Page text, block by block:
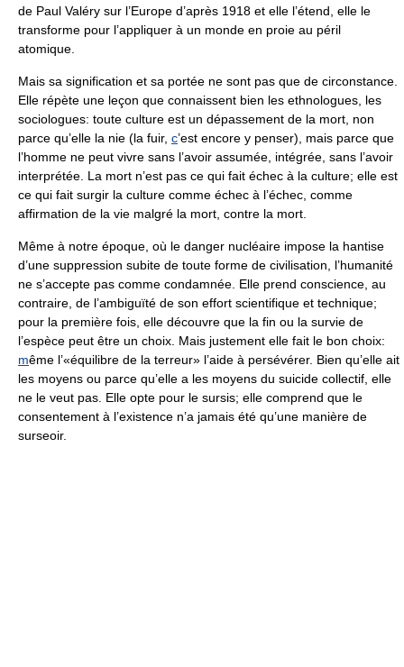
de Paul Valéry sur l’Europe d’après 1918 et elle l’étend, elle le
transforme pour l’appliquer à un monde en proie au péril
atomique.
Mais sa signification et sa portée ne sont pas que de circonstance.
Elle répète une leçon que connaissent bien les ethnologues, les
sociologues: toute culture est un dépassement de la mort, non
parce qu’elle la nie (la fuir, c’est encore y penser), mais parce que
l’homme ne peut vivre sans l’avoir assumée, intégrée, sans l’avoir
interprétée. La mort n’est pas ce qui fait échec à la culture; elle est
ce qui fait surgir la culture comme échec à l’échec, comme
affirmation de la vie malgré la mort, contre la mort.
Même à notre époque, où le danger nucléaire impose la hantise
d’une suppression subite de toute forme de civilisation, l’humanité
ne s’accepte pas comme condamnée. Elle prend conscience, au
contraire, de l’ambiguïté de son effort scientifique et technique;
pour la première fois, elle découvre que la fin ou la survie de
l’espèce peut être un choix. Mais justement elle fait le bon choix:
même l’«équilibre de la terreur» l’aide à persévérer. Bien qu’elle ait
les moyens ou parce qu’elle a les moyens du suicide collectif, elle
ne le veut pas. Elle opte pour le sursis; elle comprend que le
consentement à l’existence n’a jamais été qu’une manière de
surseoir.